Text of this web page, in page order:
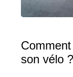
son vélo ?